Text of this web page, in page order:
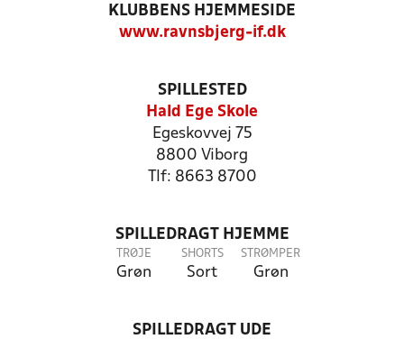
KLUBBENS HJEMMESIDE
www.ravnsbjerg-if.dk
SPILLESTED
Hald Ege Skole
Egeskovvej 75
8800 Viborg
Tlf: 8663 8700
SPILLEDRAGT HJEMME
TRØJE
Grøn
SHORTS
Sort
STRØMPER
Grøn
SPILLEDRAGT UDE